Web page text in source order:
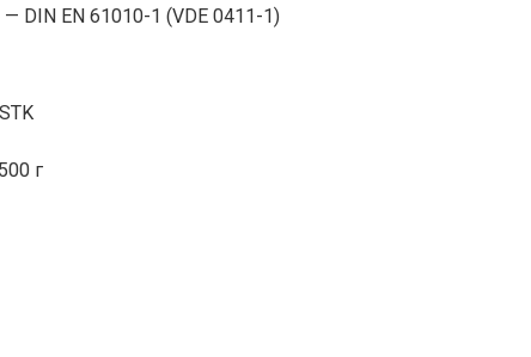
DIN EN 61010-1 (VDE 0411-1)
г